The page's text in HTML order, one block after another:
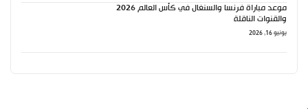
موعد مباراة فرنسا والسنغال في كأس العالم 2026
والقنوات الناقلة
يونيو 16, 2026